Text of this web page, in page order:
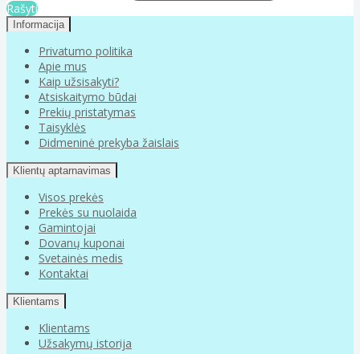
Rašyti
Informacija
Privatumo politika
Apie mus
Kaip užsisakyti?
Atsiskaitymo būdai
Prekių pristatymas
Taisyklės
Didmeninė prekyba žaislais
Klientų aptarnavimas
Visos prekės
Prekės su nuolaida
Gamintojai
Dovanų kuponai
Svetainės medis
Kontaktai
Klientams
Klientams
Užsakymų istorija